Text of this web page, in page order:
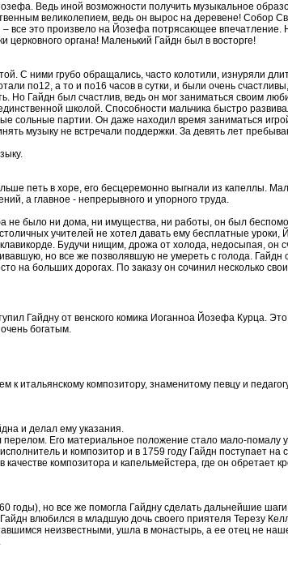
Ведь иной возможности получить
великолепием, ведь он вырос на деревене! Собор
все это произвело на Йозефа потрясающее впечатление.
церковного органа! Маленький Гайдн был в восторге!
С ними грубо обращались, часто колотили, изнуряли
по12, а то и по16 часов в сутки, и были очень
Но Гайдн был счастлив, ведь он мог заниматься своим
школой. Способности мальчика быстро
сольные партии. Он даже находил время заниматься
музыку не встречали поддержки. За девять лет
петь в хоре, его бесцеремонно выгнали из капеллы.
а главное - непрерывного и упорного труда.
не было ни дома, ни имущества, ни работы, он был
учителей не хотел давать ему бесплатные
Будучи нищим, дрожа от холода, недосыпая, он
но все же позволявшую не умереть с голода. Гайдн
на больших дорогах. По заказу он сочинил несколько
Гайдну от венского комика Иоганноа Йозефа Курца. Это
богатым.
к итальянскому композитору, знаменитому певцу и
и делал ему указания.
перелом. Его материальное положение стало мало-помалу
и композитор и в 1759 году Гайдн поступает на
композитора и капельмейстера, где он обретает
годы), но все же помогла Гайдну сделать дальнейшие шаги
влюбился в младшую дочь своего приятеля Терезу
неизвестными, ушла в монастырь, а ее отец не